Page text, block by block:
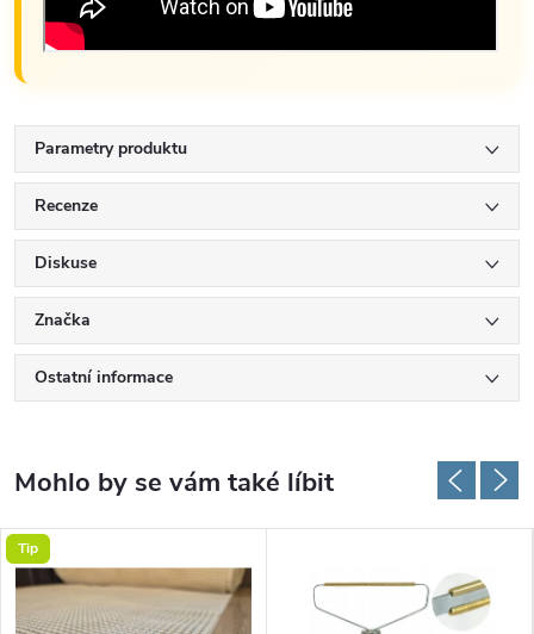
Parametry produktu
Recenze
Diskuse
Značka
Ostatní informace
Tip